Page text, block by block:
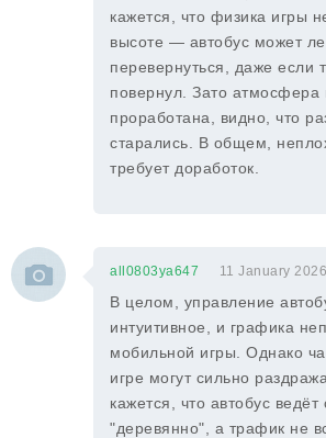
кажется, что физика игры
высоте — автобус может
перевернуться, даже если
повернул. Зато атмосфера
проработана, видно, что
старались. В общем,
требует доработок.
all0803ya647 11 January
В целом, управление
интуитивное, и графика
мобильной игры. Однако
игре могут сильно
кажется, что автобус
"деревянно", а трафик не